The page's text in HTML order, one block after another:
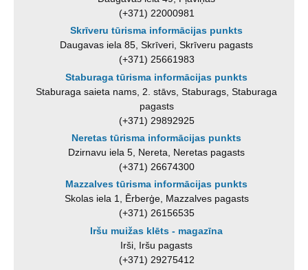
(+371) 22000981
Skrīveru tūrisma informācijas punkts
Daugavas iela 85, Skrīveri, Skrīveru pagasts
(+371) 25661983
Staburaga tūrisma informācijas punkts
Staburaga saieta nams, 2. stāvs, Staburags, Staburaga
pagasts
(+371) 29892925
Neretas tūrisma informācijas punkts
Dzirnavu iela 5, Nereta, Neretas pagasts
(+371) 26674300
Mazzalves tūrisma informācijas punkts
Skolas iela 1, Ērberģe, Mazzalves pagasts
(+371) 26156535
Iršu muižas klēts - magazīna
Irši, Iršu pagasts
(+371) 29275412